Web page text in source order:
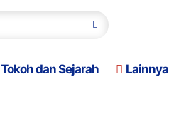
Tokoh dan Sejarah Lainnya